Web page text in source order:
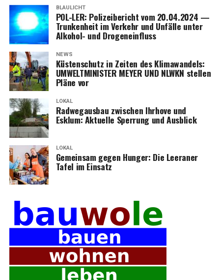
BLAULICHT
POL-LER: Poli­zei­be­richt vom 20.04.2024 —
Trun­ken­heit im Ver­kehr und Unfäl­le unter
Alko­hol- und Drogeneinfluss
NEWS
Küs­ten­schutz in Zei­ten des Kli­ma­wan­dels:
UMWELTMINISTER MEYER UND NLWKN stel­len
Plä­ne vor
LOKAL
Rad­weg­aus­bau zwi­schen Ihr­ho­ve und
Esklum: Aktu­el­le Sper­rung und Ausblick
LOKAL
Gemein­sam gegen Hun­ger: Die Leera­ner
Tafel im Einsatz